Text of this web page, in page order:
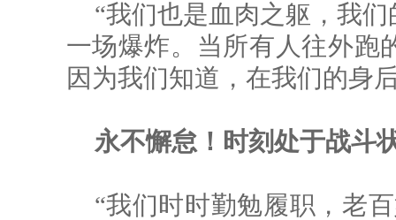
“我们也是血肉之躯，我
一场爆炸。当所有人往外跑
因为我们知道，在我们的身
永不懈怠！时刻处于战斗
“我们时时勤勉履职，老